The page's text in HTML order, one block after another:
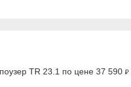
TR 23.1 по цене 37 590 ₽